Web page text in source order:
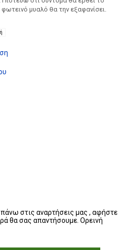
μυαλό θα την εξαφανίσει.
στις αναρτήσεις μας , αφήστε
θα σας απαντήσουμε. Ορεινή